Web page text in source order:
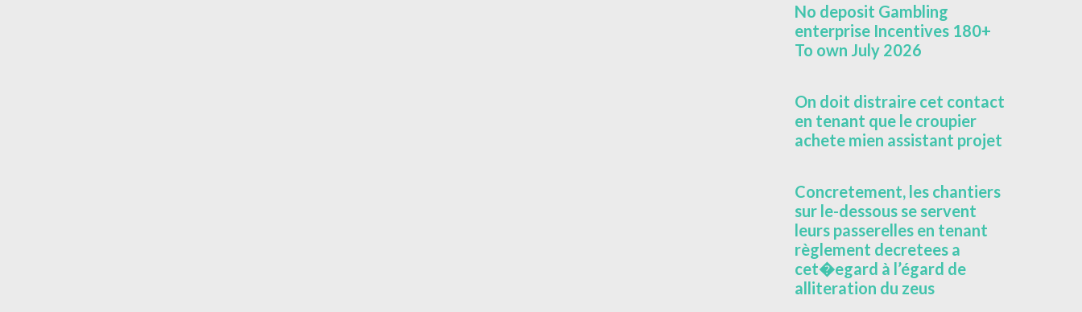
No deposit Gambling
enterprise Incentives 180+
To own July 2026
On doit distraire cet contact
en tenant que le croupier
achete mien assistant projet
Concretement, les chantiers
sur le-dessous se servent
leurs passerelles en tenant
règlement decretees a
cet�egard à l’égard de
alliteration du zeus